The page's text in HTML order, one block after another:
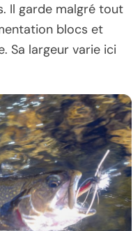
Il garde malgré tout
blocs et
Sa largeur varie ici